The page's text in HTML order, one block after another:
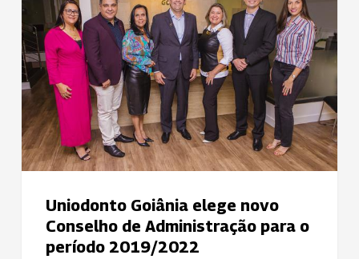
elege
novo
Conselho
de
Administração
para
o
período
Uniodonto Goiânia elege novo
Conselho de Administração para o
período 2019/2022